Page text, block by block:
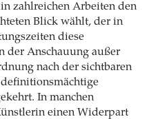
zahlreichen Arbeiten den
Blick wählt, der in
diese
der Anschauung außer
nach der sichtbaren
In manchen
einen Widerpart